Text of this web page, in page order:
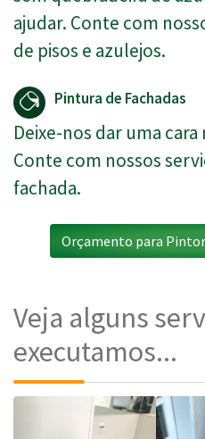
ajudar. Conte com
de pisos e azulejos.
Pintura de Fachadas
Deixe-nos dar uma
Conte com nossos
fachada.
Orçamento para
Veja alguns
executamos...